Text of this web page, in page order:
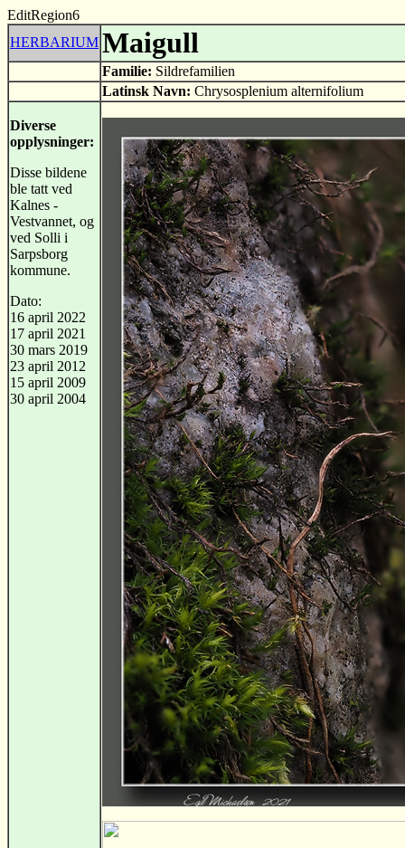
EditRegion6
HERBARIUM Maigull
Familie: Sildrefamilien
Latinsk Navn: Chrysosplenium alternifolium
Diverse
opplysninger:
Disse bildene
ble tatt ved
Kalnes -
Vestvannet, og
ved Solli i
Sarpsborg
kommune.
Dato:
16 april 2022
17 april 2021
30 mars 2019
23 april 2012
15 april 2009
30 april 2004